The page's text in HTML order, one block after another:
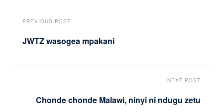
PREVIOUS POST
JWTZ wasogea mpakani
NEXT POST
Chonde chonde Malawi, ninyi ni ndugu zetu